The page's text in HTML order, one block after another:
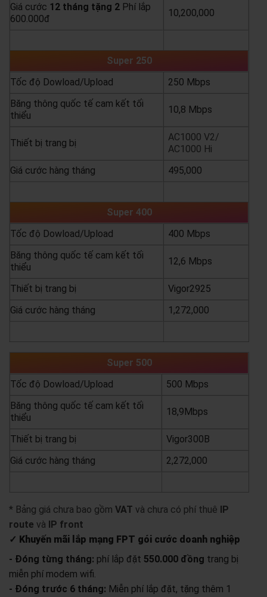
Giá cước 12 tháng tặng 2 Phí lắp
600.000đ
10,200,000
Super 250
Tốc độ Dowload/Upload
250 Mbps
Băng thông quốc tế cam kết tối
thiểu
10,8 Mbps
Thiết bị trang bị
AC1000 V2/
AC1000 Hi
Giá cước hàng tháng
495,000
Super 400
Tốc độ Dowload/Upload
400 Mbps
Băng thông quốc tế cam kết tối
thiểu
12,6 Mbps
Thiết bị trang bị
Vigor2925
Giá cước hàng tháng
1,272,000
Super 500
Tốc độ Dowload/Upload
500 Mbps
Băng thông quốc tế cam kết tối
thiểu
18,9Mbps
Thiết bị trang bị
Vigor300B
Giá cước hàng tháng
2,272,000
* Bảng giá chưa bao gồm VAT và chưa có phí thuê IP
route và IP front
✓ Khuyến mãi lắp mạng FPT gói cước doanh nghiệp
- Đóng từng tháng: phí lắp đặt 550.000 đồng trang bị
miễn phí modem wifi.
- Đóng trước 6 tháng: Miễn phí lắp đặt, tặng thêm 1